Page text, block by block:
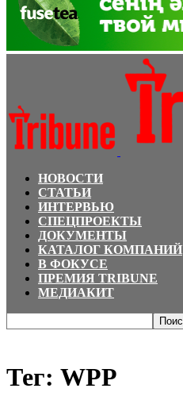
НОВОСТИ
СТАТЬИ
ИНТЕРВЬЮ
СПЕЦПРОЕКТЫ
ДОКУМЕНТЫ
КАТАЛОГ КОМПАНИЙ
В ФОКУСЕ
ПРЕМИЯ TRIBUNE
МЕДИАКИТ
Тег: WPP